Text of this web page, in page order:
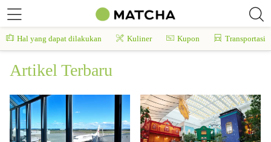
Hal yang dapat dilakukan Kuliner Kupon Transportasi
Artikel Terbaru